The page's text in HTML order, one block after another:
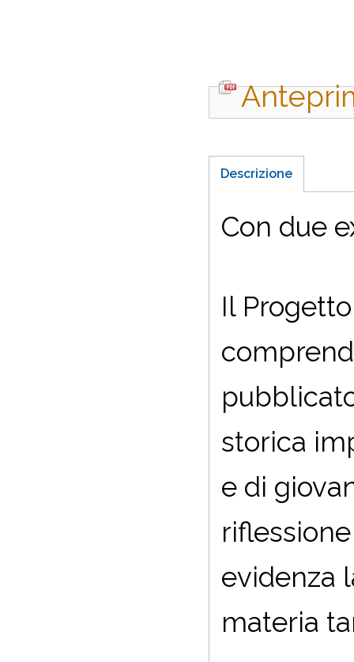
Descrizione
Con due
Il
storica
e di
evidenza
materia